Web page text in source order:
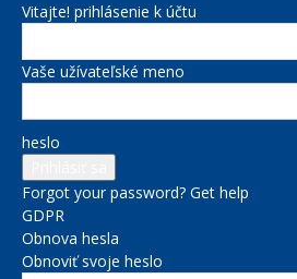
Vitajte! prihlásenie k účtu
Vaše užívateľské meno
heslo
Forgot your password? Get help
GDPR
Obnova hesla
Obnoviť svoje heslo